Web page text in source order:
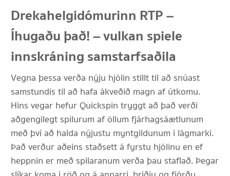
Drekahelgidómurinn RTP –
Íhugaðu það! – vulkan spiele
innskráning samstarfsaðila
Vegna þessa verða nýju hjólin stillt til að snúast
samstundis til að hafa ákveðið magn af útkomu.
Hins vegar hefur Quickspin tryggt að það verði
aðgengilegt spilurum af öllum fjárhagsáætlunum
með því að halda nýjustu myntgildunum í lágmarki.
Það verður aðeins staðsett á fyrstu hjólinu en ef
heppnin er með spilaranum verða þau staflað. Þegar